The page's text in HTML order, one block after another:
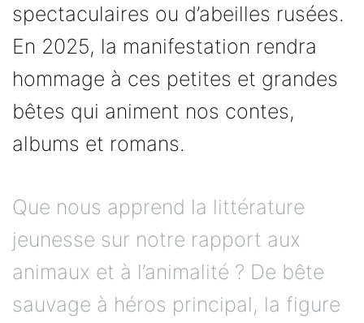
spectaculaires ou d’abeilles rusées.
En 2025, la manifestation rendra
hommage à ces petites et grandes
bêtes qui animent nos contes,
albums et romans.
Que nous apprend la littérature
jeunesse sur notre rapport aux
animaux et à l’animalité ? De bête
sauvage à héros principal, la figure